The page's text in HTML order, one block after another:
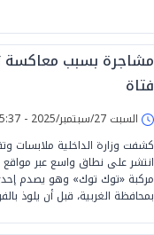
مشاجرة بسبب
فتاة
السبت 27/سبتمبر/2025 - 05:37 م
كشفت وزارة الداخلية ملابسات
انتشر على نطاق واسع عبر مواقع
مركبة «توك توك» وهو يصدم
بمحافظة الغربية، قبل أن يلوذ